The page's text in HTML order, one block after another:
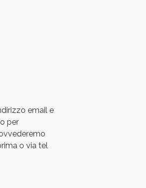
email e
per
o via tel